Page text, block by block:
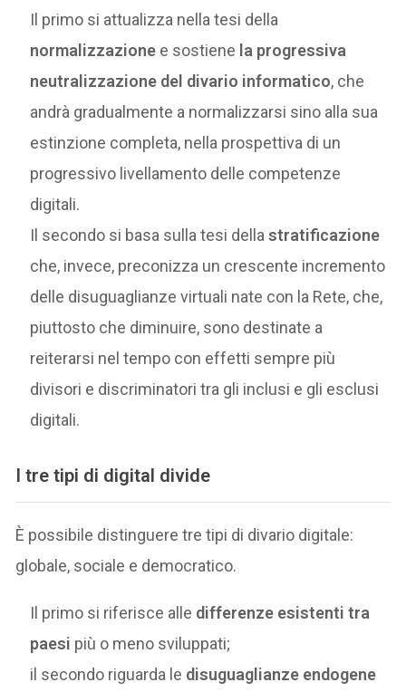
Il primo si attualizza nella tesi della
normalizzazione e sostiene la progressiva
neutralizzazione del divario informatico, che
andrà gradualmente a normalizzarsi sino alla sua
estinzione completa, nella prospettiva di un
progressivo livellamento delle competenze
digitali.
Il secondo si basa sulla tesi dellastratificazione
che, invece, preconizza un crescente incremento
delle disuguaglianze virtuali nate con la Rete, che,
piuttosto che diminuire, sono destinate a
reiterarsi nel tempo con effetti sempre più
divisori e discriminatori tra gli inclusi e gli esclusi
digitali.
I tre tipi di digital divide
È possibile distinguere tre tipi di divario digitale:
globale, sociale e democratico.
Il primo si riferisce alle differenze esistenti tra
paesi più o meno sviluppati;
il secondo riguarda le disuguaglianze endogene